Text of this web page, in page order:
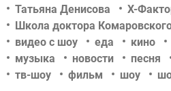
Татьяна Денисова
Х-
Школа доктора
видео с шоу
еда кино
музыка
новости песня
тв-шоу
фильм шоу